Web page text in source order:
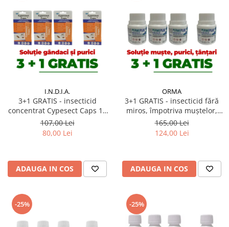
I.N.D.I.A.
3+1 GRATIS - insecticid
concentrat Cypesect Caps 10
ml, fără miros, eficient contra
gândacilor, ploșnițelor și
puricilor
107,00 Lei
80,00 Lei
ADAUGA IN COS
ORMA
3+1 GRATIS - insecticid fără
miros, împotriva muștelor,
țânțarilor, Perme Plus 50 ml
165,00 Lei
124,00 Lei
ADAUGA IN COS
-25% -25%